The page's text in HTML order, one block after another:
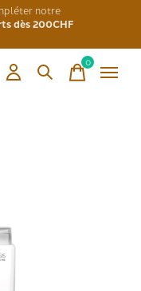
notre
dès 200CHF
0items